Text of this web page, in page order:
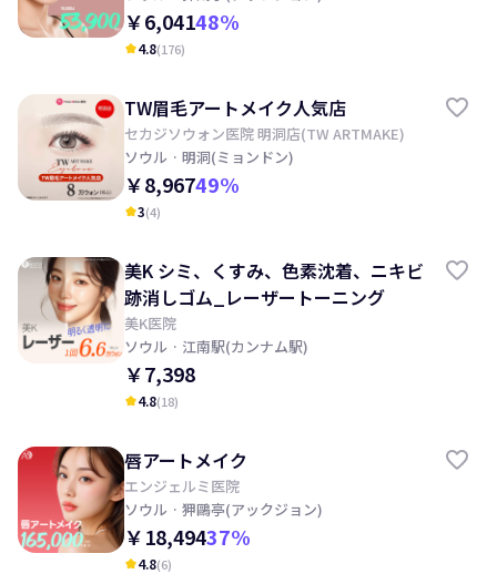
￥6,04148%
kid_star4.8(176)
TW眉毛アートメイク人気店
セカジソウォン医院 明洞店(TW ARTMAKE)
ソウル · 明洞(ミョンドン)
￥8,96749%
kid_star3(4)
美K シミ、くすみ、色素沈着、ニキビ
跡消しゴム_レーザートーニング
美K医院
ソウル · 江南駅(カンナム駅)
￥7,398
kid_star4.8(18)
唇アートメイク
エンジェルミ医院
ソウル · 狎鷗亭(アックジョン)
￥18,49437%
kid_star4.8(6)